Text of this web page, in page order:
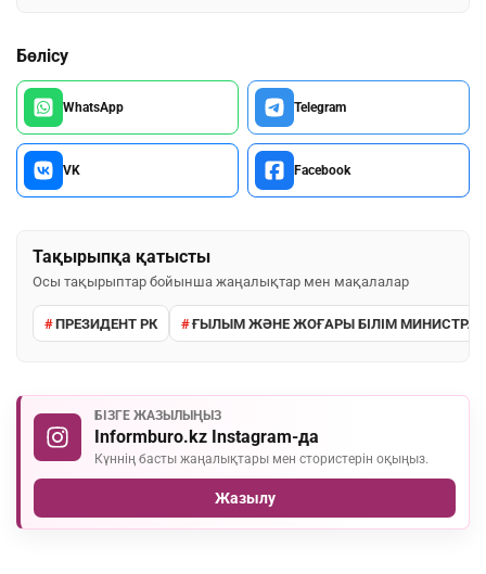
Бөлісу
WhatsApp Telegram
VK Facebook
Тақырыпқа қатысты
Осы тақырыптар бойынша жаңалықтар мен мақалалар
ПРЕЗИДЕНТ РК ҒЫЛЫМ ЖӘНЕ ЖОҒАРЫ БІЛІМ
БІЗГЕ ЖАЗЫЛЫҢЫЗ
Informburo.kz Instagram-да
Күннің басты жаңалықтары мен стористерін оқыңыз.
Жазылу